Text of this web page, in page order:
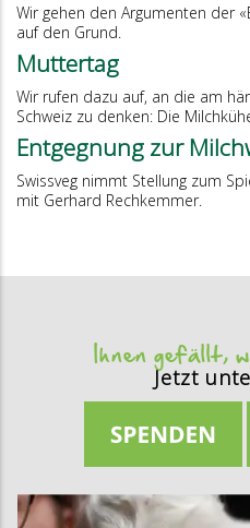
Wir gehen den Argumenten der
auf den Grund.
Muttertag
Wir rufen dazu auf, an die am
Schweiz zu denken: Die
Entgegnung zur
Swissveg nimmt Stellung zum
mit Gerhard Rechkemmer.
Ihnen gefällt,
Jetzt